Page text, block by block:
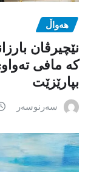
هەواڵ
نێچیرڤان
کە مافی
بپارێزێت
سەرنوسەر